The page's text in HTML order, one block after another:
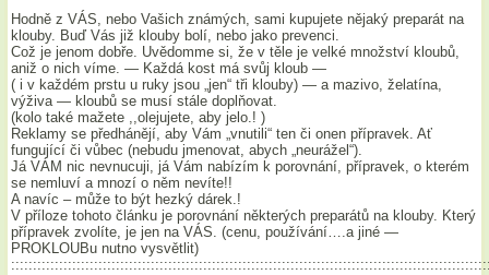
Hodně z VÁS, nebo Vašich známých, sami kupujete nějaký preparát na
klouby. Buď Vás již klouby bolí, nebo jako prevenci.
Což je jenom dobře. Uvědomme si, že v těle je velké množství kloubů,
aniž o nich víme. — Každá kost má svůj kloub —
( i v každém prstu u ruky jsou „jen“ tři klouby) — a mazivo, želatína,
výživa — kloubů se musí stále doplňovat.
(kolo také mažete ,,olejujete, aby jelo.! )
Reklamy se předhánějí, aby Vám „vnutili“ ten či onen přípravek. Ať
fungující či vůbec (nebudu jmenovat, abych „neurážel“).
Já VÁM nic nevnucuji, já Vám nabízím k porovnání, přípravek, o kterém
se nemluví a mnozí o něm nevíte!!
A navíc – může to být hezký dárek.!
V příloze tohoto článku je porovnání některých preparátů na klouby. Který
přípravek zvolíte, je jen na VÁS. (cenu, používání….a jiné —
PROKLOUBu nutno vysvětlit)